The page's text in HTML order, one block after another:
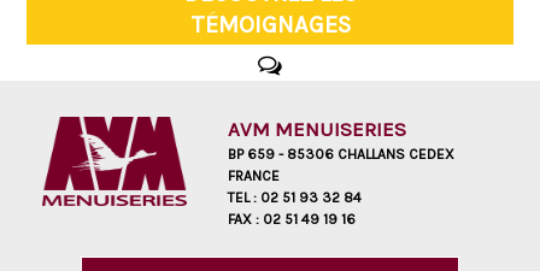
TÉMOIGNAGES
AVM MENUISERIES
BP 659 - 85306 CHALLANS CEDEX
FRANCE
TEL : 02 51 93 32 84
FAX : 02 51 49 19 16